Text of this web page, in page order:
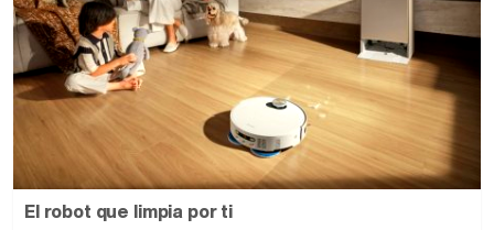
El robot que limpia por ti